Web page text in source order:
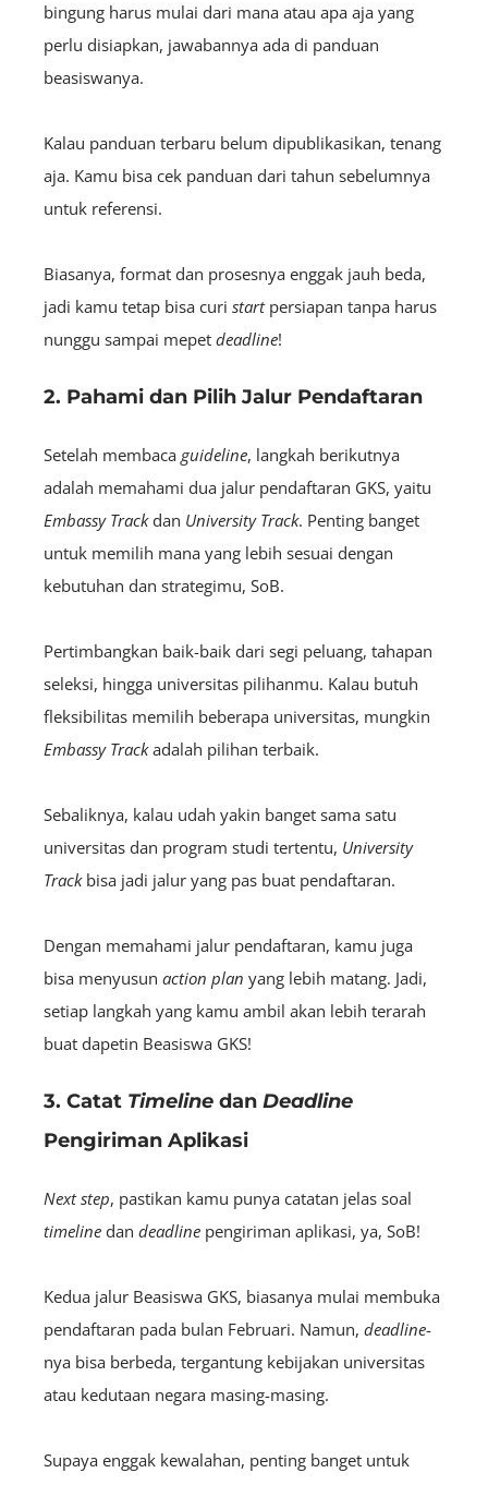
bingung harus mulai dari mana atau apa aja yang
perlu disiapkan, jawabannya ada di panduan
beasiswanya.
Kalau panduan terbaru belum dipublikasikan, tenang
aja. Kamu bisa cek panduan dari tahun sebelumnya
untuk referensi.
Biasanya, format dan prosesnya enggak jauh beda,
jadi kamu tetap bisa curi startpersiapan tanpa harus
nunggu sampai mepet deadline!
2. Pahami dan Pilih Jalur Pendaftaran
Setelah membaca guideline, langkah berikutnya
adalah memahami dua jalur pendaftaran GKS, yaitu
Embassy Trackdan University Track. Penting banget
untuk memilih mana yang lebih sesuai dengan
kebutuhan dan strategimu, SoB.
Pertimbangkan baik-baik dari segi peluang, tahapan
seleksi, hingga universitas pilihanmu. Kalau butuh
fleksibilitas memilih beberapa universitas, mungkin
Embassy Trackadalah pilihan terbaik.
Sebaliknya, kalau udah yakin banget sama satu
universitas dan program studi tertentu, University
Trackbisa jadi jalur yang pas buat pendaftaran.
Dengan memahami jalur pendaftaran, kamu juga
bisa menyusun action plan yang lebih matang. Jadi,
setiap langkah yang kamu ambil akan lebih terarah
buat dapetin Beasiswa GKS!
3. Catat Timeline dan Deadline
Pengiriman Aplikasi
Next step, pastikan kamu punya catatan jelas soal
timeline dan deadline pengiriman aplikasi, ya, SoB!
Kedua jalur Beasiswa GKS, biasanya mulai membuka
pendaftaran pada bulan Februari. Namun, deadline-
nya bisa berbeda, tergantung kebijakan universitas
atau kedutaan negara masing-masing.
Supaya enggak kewalahan, penting banget untuk